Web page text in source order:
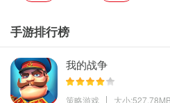
手游排行榜
我的战争
策略游戏 大小